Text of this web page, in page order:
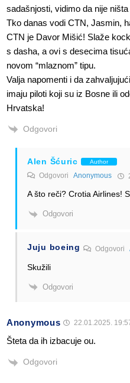
sadašnjosti, vidimo da nije ništa
Tko danas vodi CTN, Jasmin,
CTN je Davor Mišić! Slaže
s dasha, a ovi s desecima
novom “mlaznom” tipu.
Valja napomenti i da
imaju piloti koji su iz Bosne ili
Hrvatska!
Odgovori
Alen Šćuric Author
Odgovori Anonymous
A što reči? Crotia Airlines!
Odgovori
Juju boeing Odgovori
Skužili
Odgovori
Anonymous 22.01.2025.
Šteta da ih izbacuje ou.
Odgovori